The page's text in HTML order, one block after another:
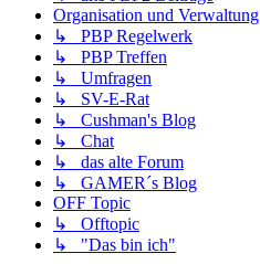
Organisation und Verwaltung
↳ PBP Regelwerk
↳ PBP Treffen
↳ Umfragen
↳ SV-E-Rat
↳ Cushman's Blog
↳ Chat
↳ das alte Forum
↳ GAMER´s Blog
OFF Topic
↳ Offtopic
↳ "Das bin ich"